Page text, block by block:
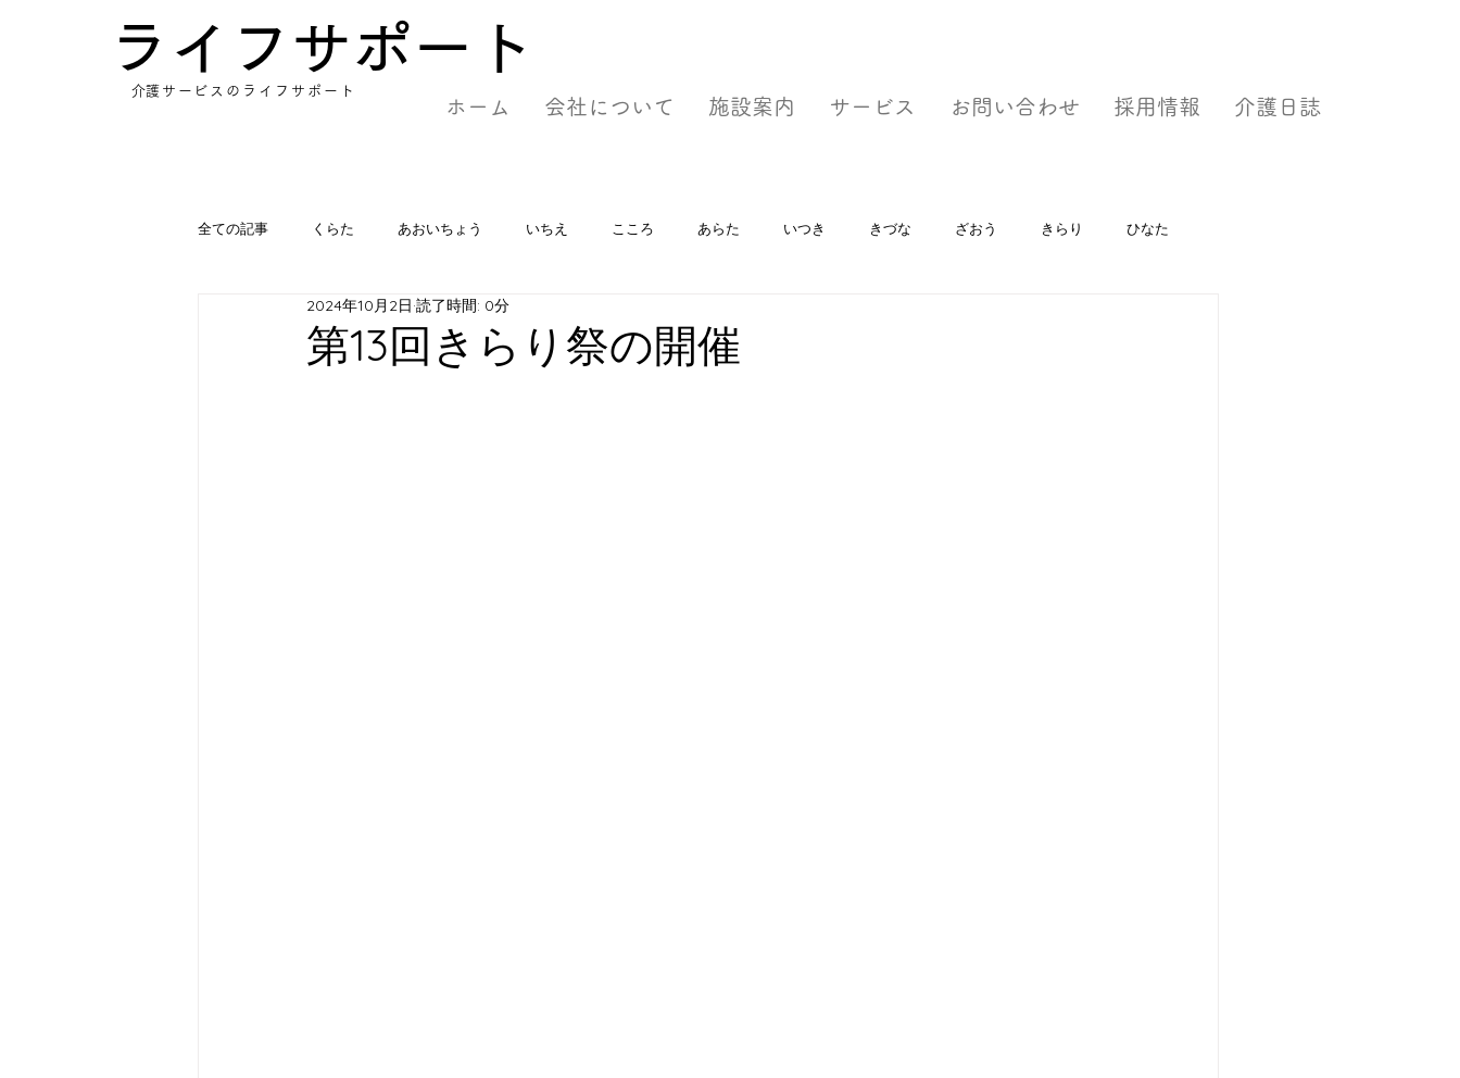
​ライフサポート
​介護サービスのライフサポート
ホーム 会社について 施設案内 サービス お問い合わせ 採用情報 介護日誌
全ての記事 くらた あおいちょう いちえ こころ あらた いつき きづな ざおう きらり ひなた
ゆづき みの
第13回きらり祭の開催
2024年10月2日 読了時間: 0分